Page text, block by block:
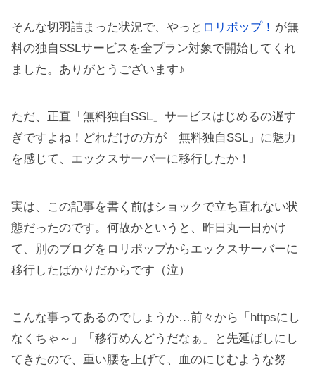
そんな切羽詰まった状況で、やっと ロリポップ！ が無
料の独自SSLサービスを全プラン対象で開始してくれ
ました。ありがとうございます♪
ただ、正直「無料独自SSL」サービスはじめるの遅す
ぎですよね！どれだけの方が「無料独自SSL」に魅力
を感じて、エックスサーバーに移行したか！
実は、この記事を書く前はショックで立ち直れない状
態だったのです。何故かというと、昨日丸一日かけ
て、別のブログをロリポップからエックスサーバーに
移行したばかりだからです（泣）
こんな事ってあるのでしょうか…前々から「httpsにし
なくちゃ～」「移行めんどうだなぁ」と先延ばしにし
てきたので、重い腰を上げて、血のにじむような努